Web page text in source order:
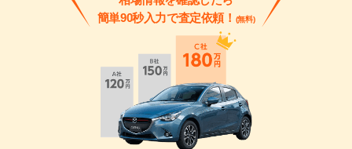
簡単90秒入力で査定依頼！ (無料)